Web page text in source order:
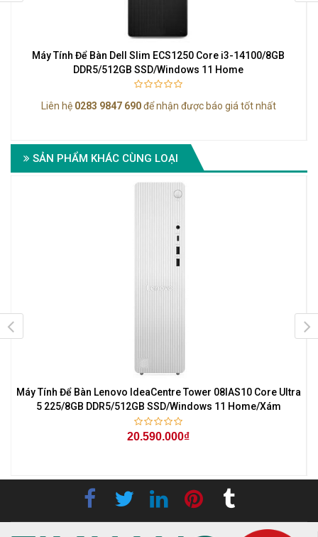
Máy Tính Để Bàn Dell Slim ECS1250 Core i3-14100/8GB
DDR5/512GB SSD/Windows 11 Home
Liên hệ 0283 9847 690để nhận được báo giá tốt nhất
SẢN PHẨM KHÁC CÙNG LOẠI
Máy Tính Để Bàn Lenovo IdeaCentre Tower 08IAS10 Core Ultra
5 225/8GB DDR5/512GB SSD/Windows 11 Home/Xám
20.590.000₫